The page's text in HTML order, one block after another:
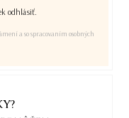
odhlásiť.
a so spracovaním osobných